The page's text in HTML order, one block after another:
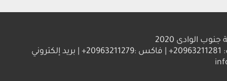
2020
العنوان : جامعة جنوب الوادي 83523 قنا - جمهورية مصر العربية | ت: 20963211281+ | فاكس :20963211279+ | بريد إلكتروني